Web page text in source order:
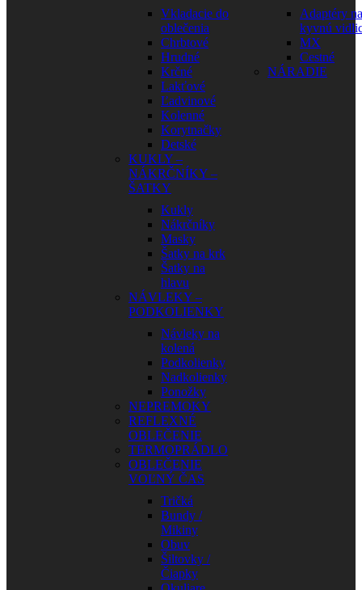
Vkladacie do
oblečenia
Chrbtové
Hrudné
Krčné
Lakťové
Ľadvinové
Kolenné
Korytnačky
Detské
KUKLY –
NÁKRČNÍKY –
ŠATKY
Kukly
Nákrčníky
Masky
Šatky na krk
Šatky na
hlavu
NÁVLEKY –
PODKOLIENKY
Návleky na
kolená
Podkolienky
Nadkolienky
Ponožky
NEPREMOKY
REFLEXNÉ
OBLEČENIE
TERMOPRÁDLO
OBLEČENIE
VOĽNÝ ČAS
Tričká
Bundy /
Mikiny
Obuv
Šiltovky /
Čiapky
Adaptéry na
kyvnú
MX
Cestné
NÁRADIE